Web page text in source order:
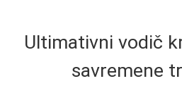
Ultimativni vodič
savremene